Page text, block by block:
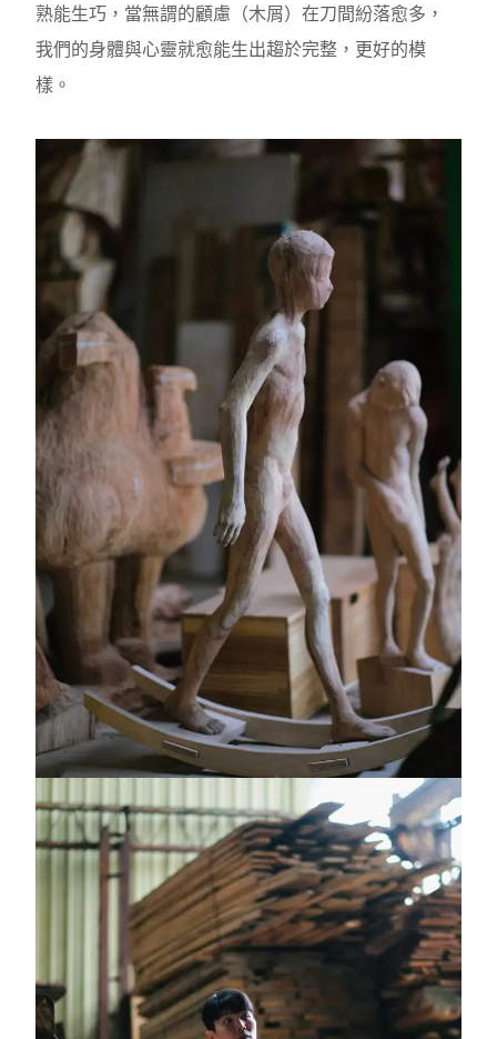
熟能生巧，當無謂的顧慮（木屑）在刀間紛落愈多，
我們的身體與心靈就愈能生出趨於完整，更好的模
樣。